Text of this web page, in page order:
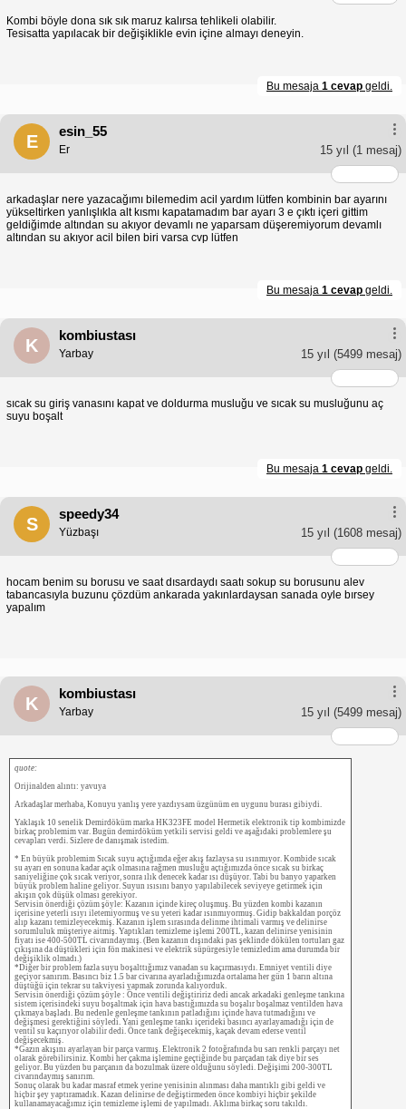
Kombi böyle dona sık sık maruz kalırsa tehlikeli olabilir.
Tesisatta yapılacak bir değişiklikle evin içine almayı deneyin.
Bu mesaja 1 cevap geldi.
E
esin_55
15 yıl (1 mesaj)
Er
arkadaşlar nere yazacağımı bilemedim acil yardım lütfen kombinin bar ayarını
yükseltirken yanlışlıkla alt kısmı kapatamadım bar ayarı 3 e çıktı içeri gittim
geldiğimde altından su akıyor devamlı ne yaparsam düşeremiyorum devamlı
altından su akıyor acil bilen biri varsa cvp lütfen
Bu mesaja 1 cevap geldi.
K
kombiustası
15 yıl (5499 mesaj)
Yarbay
sıcak su giriş vanasını kapat ve doldurma musluğu ve sıcak su musluğunu aç
suyu boşalt
Bu mesaja 1 cevap geldi.
S
speedy34
15 yıl (1608 mesaj)
Yüzbaşı
hocam benim su borusu ve saat dısardaydı saatı sokup su borusunu alev
tabancasıyla buzunu çözdüm ankarada yakınlardaysan sanada oyle bırsey
yapalım
K
kombiustası
15 yıl (5499 mesaj)
Yarbay
quote:
Orijinalden alıntı: yavuya
Arkadaşlar merhaba, Konuyu yanlış yere yazdıysam üzgünüm en uygunu burası gibiydi.
Yaklaşık 10 senelik Demirdöküm marka HK323FE model Hermetik elektronik tip kombimizde
birkaç problemim var. Bugün demirdöküm yetkili servisi geldi ve aşağıdaki problemlere şu
cevapları verdi. Sizlere de danışmak istedim.
* En büyük problemim Sıcak suyu açtığımda eğer akış fazlaysa su ısınmıyor. Kombide sıcak
su ayarı en sonuna kadar açık olmasına rağmen musluğu açtığımızda önce sıcak su birkaç
saniyeliğine çok sıcak veriyor, sonra ılık denecek kadar ısı düşüyor. Tabi bu banyo yaparken
büyük problem haline geliyor. Suyun ısısını banyo yapılabilecek seviyeye getirmek için
akışın çok düşük olması gerekiyor.
Servisin önerdiği çözüm şöyle: Kazanın içinde kireç oluşmuş. Bu yüzden kombi kazanın
içerisine yeterli ısıyı iletemiyormuş ve su yeteri kadar ısınmıyormuş. Gidip bakkaldan porçöz
alıp kazanı temizleyecekmiş. Kazanın işlem sırasında delinme ihtimali varmış ve delinirse
sorumluluk müşteriye aitmiş. Yaptıkları temizleme işlemi 200TL, kazan delinirse yenisinin
fiyatı ise 400-500TL civarındaymış. (Ben kazanın dışındaki pas şeklinde dökülen tortuları gaz
çıkışına da düştükleri için fön makinesi ve elektrik süpürgesiyle temizledim ama durumda bir
değişiklik olmadı.)
*Diğer bir problem fazla suyu boşalttığımız vanadan su kaçırmasıydı. Emniyet ventili diye
geçiyor sanırım. Basıncı biz 1.5 bar civarına ayarladığımızda ortalama her gün 1 barın altına
düştüğü için tekrar su takviyesi yapmak zorunda kalıyorduk.
Servisin önerdiği çözüm şöyle : Önce ventili değiştiririz dedi ancak arkadaki genleşme tankına
sistem içerisindeki suyu boşaltmak için hava bastığımızda su boşalır boşalmaz ventilden hava
çıkmaya başladı. Bu nedenle genleşme tankının patladığını içinde hava tutmadığını ve
değişmesi gerektiğini söyledi. Yani genleşme tankı içerideki basıncı ayarlayamadığı için de
ventil su kaçırıyor olabilir dedi. Önce tank değişecekmiş, kaçak devam ederse ventil
değişecekmiş.
*Gazın akışını ayarlayan bir parça varmış. Elektronik 2 fotoğrafında bu sarı renkli parçayı net
olarak görebilirsiniz. Kombi her çakma işlemine geçtiğinde bu parçadan tak diye bir ses
geliyor. Bu yüzden bu parçanın da bozulmak üzere olduğunu söyledi. Değişimi 200-300TL
civarındaymış sanırım.
Sonuç olarak bu kadar masraf etmek yerine yenisinin alınması daha mantıklı gibi geldi ve
hiçbir şey yaptıramadık. Kazan delinirse de değiştirmeden önce kombiyi hiçbir şekilde
kullanamayacağımız için temizleme işlemi de yapılmadı. Aklıma birkaç soru takıldı.